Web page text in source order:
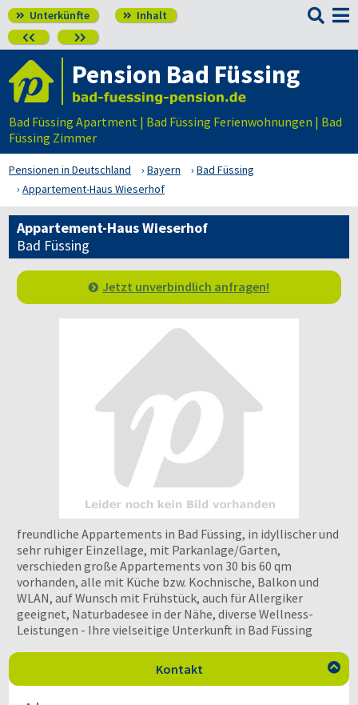
 Unterkünfte  Inhalt
 

Pension Bad Füssing
Bad Füssing Apartment | Bad Füssing Ferienwohnungen | Bad
Füssing Zimmer
Pensionen in Deutschland Bayern
Bad Füssing
Appartement-Haus Wieserhof
Appartement-Haus Wieserhof
Bad Füssing
Jetzt unverbindlich anfragen!
freundliche Appartements in Bad Füssing, in idyllischer und
sehr ruhiger Einzellage, mit Parkanlage/Garten,
verschieden große Appartements von 30 bis 60 qm
vorhanden, alle mit Küche bzw. Kochnische, Balkon und
WLAN, auf Wunsch mit Frühstück, auch für Allergiker
geeignet, Naturbadesee in der Nähe, diverse Wellness-
Leistungen - Ihre vielseitige Unterkunft in Bad Füssing
Kontakt 